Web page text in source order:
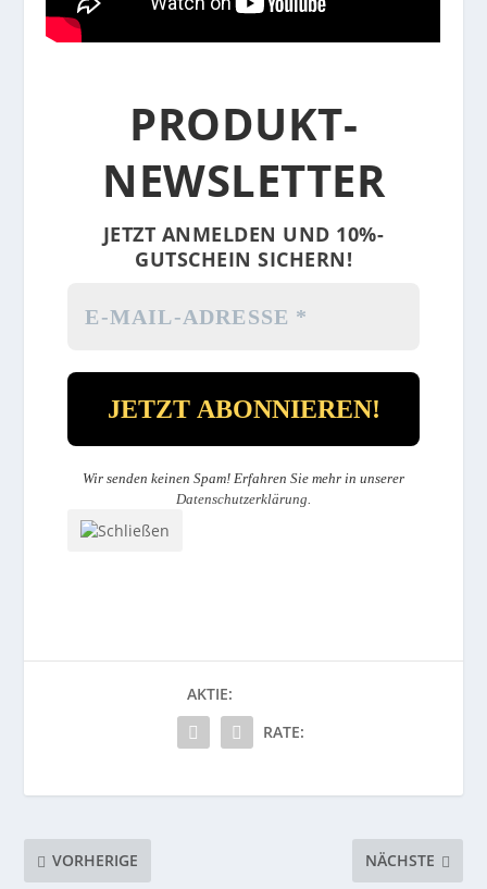
PRODUKT-
NEWSLETTER
JETZT ANMELDEN UND 10%-
GUTSCHEIN SICHERN!
Wir senden keinen Spam! Erfahren Sie mehr in unserer
Datenschutzerklärung
AKTIE:
RATE:
VORHERIGE NÄCHSTE